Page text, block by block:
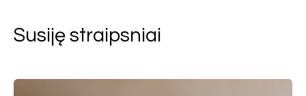
Susiję straipsniai